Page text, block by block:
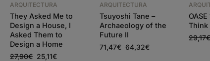
ARQUITECTURA
They Asked Me to
Design a House, I
Asked Them to
Design a Home
27,90€ 25,11€
ARQUITECTURA
Tsuyoshi Tane –
Archaeology of the
Future II
71,47€ 64,32€
Think
29,17€